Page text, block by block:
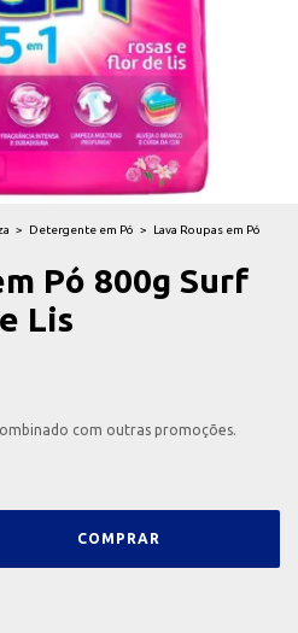
> Detergente em Pó >
Lava Roupas em Pó
Pó 800g Surf
Lis
com outras promoções.